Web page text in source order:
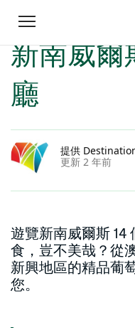
Toggle
navigation
家
新南威爾
廳
提供
更新 2 年前
遊覽新南威爾斯 14
食，豈不美哉？從
新興地區的精品葡
您。